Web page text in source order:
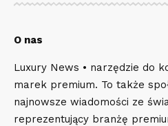
O nas
Luxury News • narzędzie do
marek premium. To także
najnowsze wiadomości ze
reprezentujący branżę